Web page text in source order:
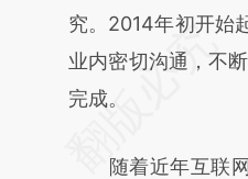
究。2014年初开始
业内密切沟通，不
完成。
随着近年互联网